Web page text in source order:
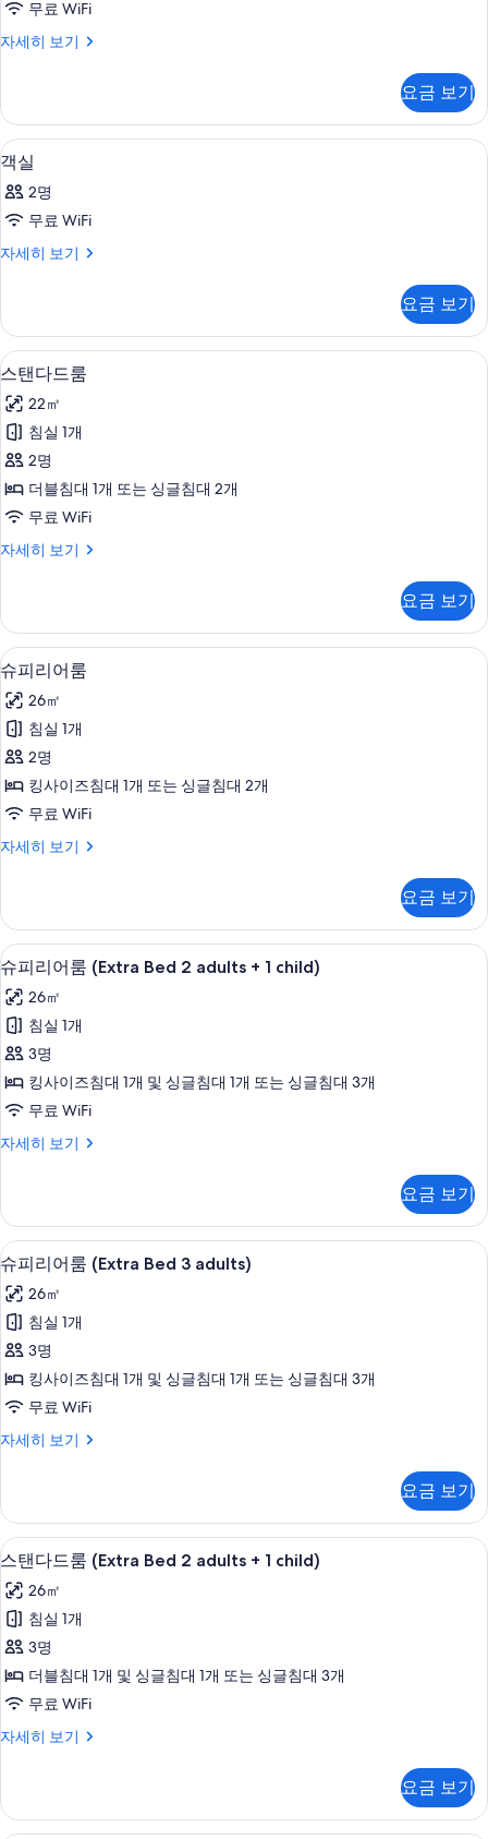
모
보
기
무료 WiFi
자세히 보기
객
히
보
기
요금 보기
객
실
사
모
보
기
저자극성 침구, 미니바, 객실 내 금고,
6
객실
2명
무료 WiFi
자세히 보기
객
히
보
기
요금 보기
스
탠
다
드
룸
사
모
보
기
저자극성 침구, 미니바, 객실 내 금고,
10
스탠다드룸
22㎡
침실 1개
2명
더블침대 1개 또는 싱글침대 2개
무료 WiFi
자세히 보기
스
룸
자
세
히
보
기
요금 보기
슈
피
리
어
룸
사
모
보
기
저자극성 침구, 미니바, 객실 내 금고,
10
슈피리어룸
26㎡
침실 1개
2명
킹사이즈침대 1개 또는 싱글침대 2개
무료 WiFi
자세히 보기
슈
룸
자
세
히
보
기
요금 보기
슈
피
리
어
룸
(Extra
Bed
2
1
child)
사
진
모
두
보
기
저자극성 침구, 미니바, 객실 내 금고,
10
슈피리어룸 (Extra Bed 2 adults + 1 child)
26㎡
침실 1개
3명
킹사이즈침대 1개 및 싱글침대 1개 또는 싱글침대 3개
무료 WiFi
자세히 보기
슈
룸
(Extra
Bed
2
adults
+
child)
자
세
히
보
요금 보기
슈
피
리
어
룸
(Extra
Bed
3
진
모
두
보
기
저자극성 침구, 미니바, 객실 내 금고,
10
슈피리어룸 (Extra Bed 3 adults)
26㎡
침실 1개
3명
킹사이즈침대 1개 및 싱글침대 1개 또는 싱글침대 3개
무료 WiFi
자세히 보기
슈
룸
(Extra
Bed
adults)
자
세
히
보
기
요금 보기
스
탠
다
드
룸
(Extra
Bed
2
1
저자극성 침구, 미니바, 객실 내 금고,
7
스탠다드룸 (Extra Bed 2 adults + 1 child)
26㎡
침실 1개
3명
더블침대 1개 및 싱글침대 1개 또는 싱글침대 3개
무료 WiFi
자세히 보기
스
룸
(Extra
요금 보기